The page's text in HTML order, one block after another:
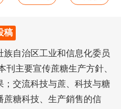
稿
族自治区工业和信息化委员
刊主要宣传蔗糖生产方針、
；交流科技与蔗、科技与糖
蔗糖科技、生产銷售的信